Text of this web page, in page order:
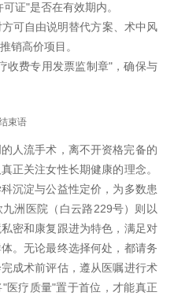
证"是否在有效期内。
可自由说明替代方案、术中风
销高价项目。
收费专用发票监制章"，确保与
束语
人流手术，离不开资格完备的
正关注女性长期健康的理念。
沉淀与公益性定价，为多数患
洲医院（白云路229号）则以
密和康复跟进为特色，满足对
。无论最终选择何处，都请务
成术前评估，遵从医嘱进行术
医疗质量"置于首位，才能真正